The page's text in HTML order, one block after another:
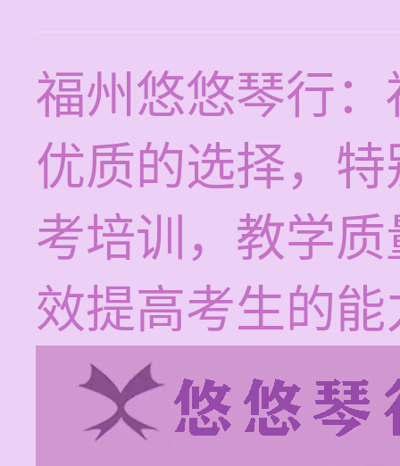
福州悠悠琴行
优质的选择，
考培训，教学
效提高考生的能